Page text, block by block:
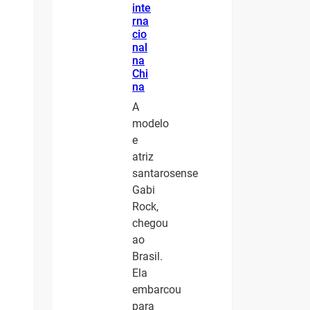
inte
rna
cio
nal
na
Chi
na
A
modelo
e
atriz
santarosense
Gabi
Rock,
chegou
ao
Brasil.
Ela
embarcou
para